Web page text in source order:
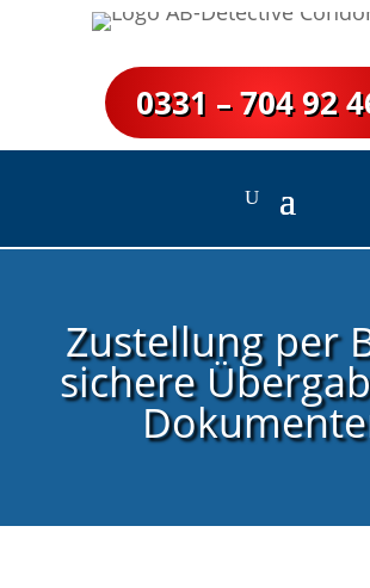
0331 – 704 92
Zustellung per
sichere